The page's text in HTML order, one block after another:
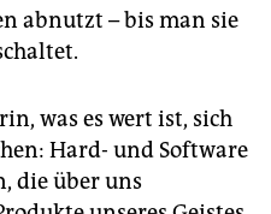
abnutzt – bis man sie
was es wert ist, sich
Hard- und Software
die über uns